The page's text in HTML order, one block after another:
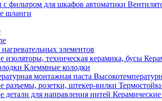
шланги
элементов
Клеммные колодки